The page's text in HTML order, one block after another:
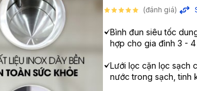
(đánh giá)
Bình đun siêu tốc
hợp cho gia đình 3 - 4
Lưới lọc cặn lọc sạch
nước trong sạch, tinh